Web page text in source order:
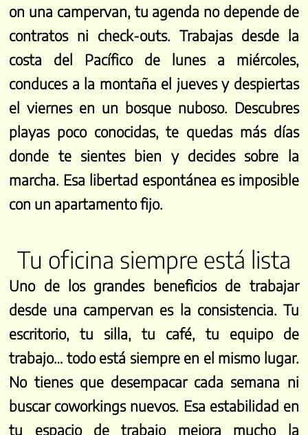
on una campervan, tu agenda no depende de
contratos ni check-outs. Trabajas desde la
costa del Pacífico de lunes a miércoles,
conduces a la montaña el jueves y despiertas
el viernes en un bosque nuboso. Descubres
playas poco conocidas, te quedas más días
donde te sientes bien y decides sobre la
marcha. Esa libertad espontánea es imposible
con un apartamento fijo.
Tu oficina siempre está lista
Uno de los grandes beneficios de trabajar
desde una campervan es la consistencia. Tu
escritorio, tu silla, tu café, tu equipo de
trabajo… todo está siempre en el mismo lugar.
No tienes que desempacar cada semana ni
buscar coworkings nuevos. Esa estabilidad en
tu espacio de trabajo mejora mucho la